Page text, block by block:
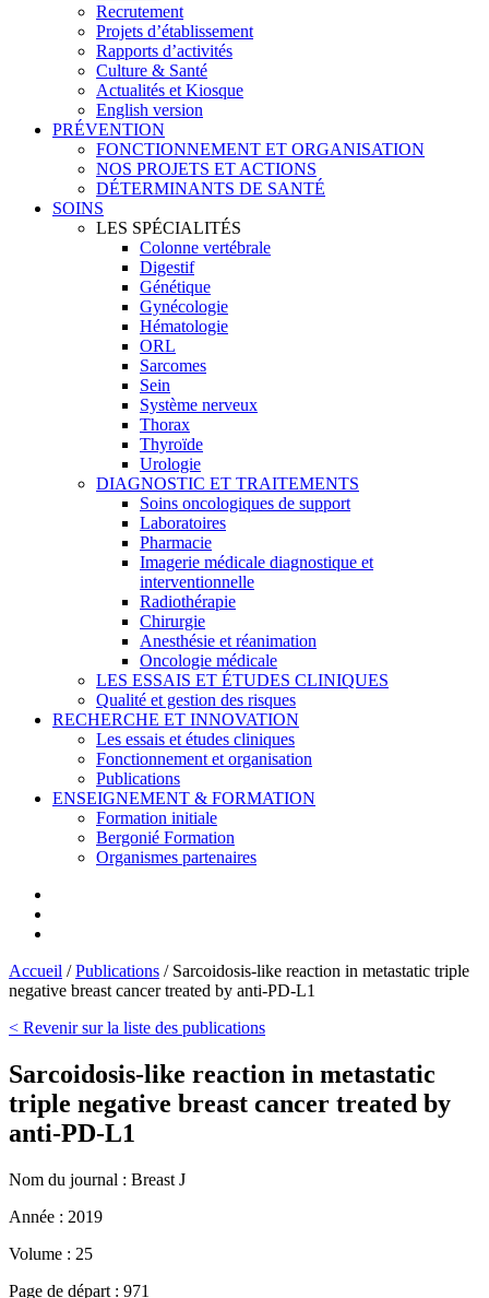
Recrutement
Projets d’établissement
Rapports d’activités
Culture & Santé
Actualités et Kiosque
English version
PRÉVENTION
FONCTIONNEMENT ET ORGANISATION
NOS PROJETS ET ACTIONS
DÉTERMINANTS DE SANTÉ
SOINS
LES SPÉCIALITÉS
Colonne vertébrale
Digestif
Génétique
Gynécologie
Hématologie
ORL
Sarcomes
Sein
Système nerveux
Thorax
Thyroïde
Urologie
DIAGNOSTIC ET TRAITEMENTS
Soins oncologiques de support
Laboratoires
Pharmacie
Imagerie médicale diagnostique et
interventionnelle
Radiothérapie
Chirurgie
Anesthésie et réanimation
Oncologie médicale
LES ESSAIS ET ÉTUDES CLINIQUES
Qualité et gestion des risques
RECHERCHE ET INNOVATION
Les essais et études cliniques
Fonctionnement et organisation
Publications
ENSEIGNEMENT & FORMATION
Formation initiale
Bergonié Formation
Organismes partenaires
Accueil /Publications / Sarcoidosis-like reaction in metastatic triple
negative breast cancer treated by anti-PD-L1
< Revenir sur la liste des publications
Sarcoidosis-like reaction in metastatic
triple negative breast cancer treated by
anti-PD-L1
Nom du journal : Breast J
Année : 2019
Volume : 25
Page de départ : 971